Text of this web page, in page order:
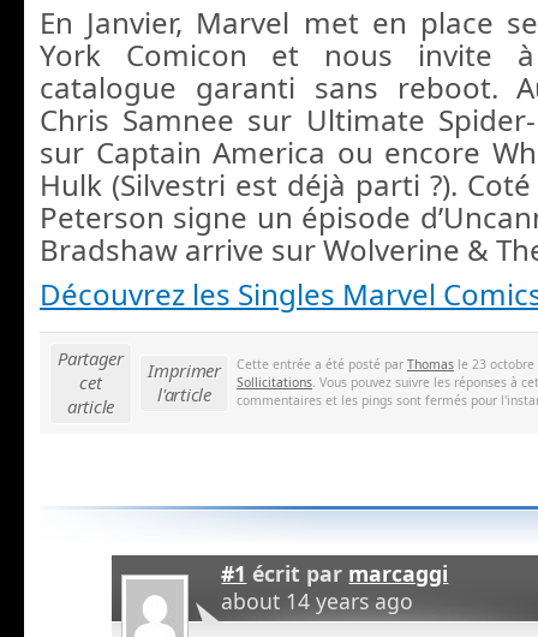
En Janvier, Marvel met en place
York Comicon et nous invite
catalogue garanti sans reboot.
Chris Samnee sur Ultimate
sur Captain America ou encore
Hulk (Silvestri est déjà parti ?).
Peterson signe un épisode
Bradshaw arrive sur Wolverine &
Découvrez les Singles Marvel
Partager
cet
article
Imprimer
l'article
Cette entrée a été posté par Thomas le 23
Sollicitations. Vous pouvez suivre les réponses à
commentaires et les pings sont fermés pour
#1 écrit par marcaggi
about 14 years ago